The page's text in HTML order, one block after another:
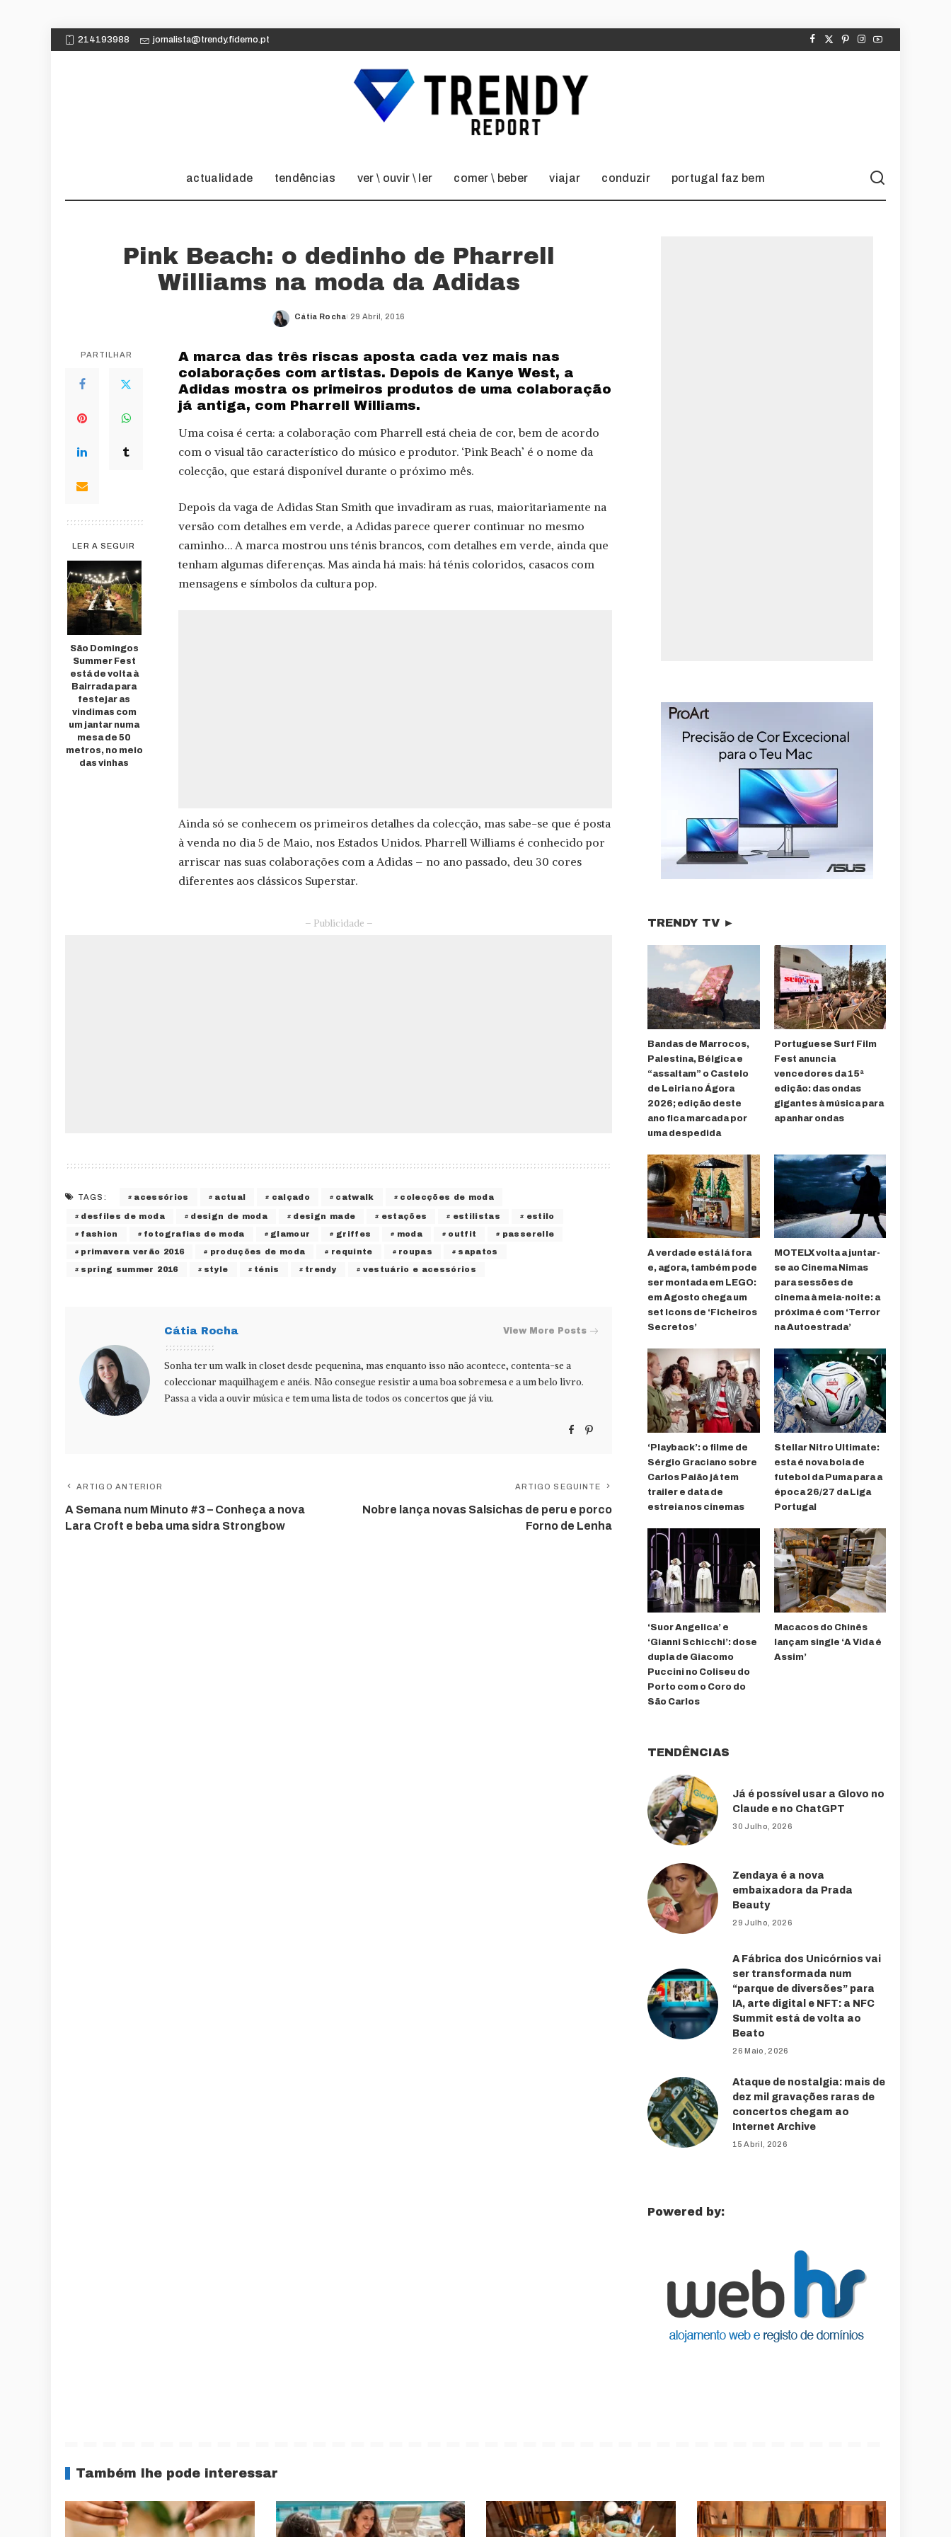
214193988 jornalista@trendy.fidemo.pt
actualidade tendências ver \ ouvir \ ler comer \ beber viajar conduzir portugal faz bem
Pink Beach: o dedinho de Pharrell
Williams na moda da Adidas
Posted
Cátia Rocha 29 Abril, 2016
PARTILHAR
LER A SEGUIR
São Domingos
Summer Fest
está de volta à
Bairrada para
festejar as
vindimas com
um jantar numa
mesa de 50
metros, no meio
das vinhas
A marca das três riscas aposta cada vez mais nas
colaborações com artistas. Depois de Kanye West, a
Adidas mostra os primeiros produtos de uma colaboração
já antiga, com Pharrell Williams.
Uma coisa é certa: a colaboração com Pharrell está cheia de cor, bem de acordo
com o visual tão característico do músico e produtor. ‘Pink Beach’ é o nome da
colecção, que estará disponível durante o próximo mês.
Depois da vaga de Adidas Stan Smith que invadiram as ruas, maioritariamente na
versão com detalhes em verde, a Adidas parece querer continuar no mesmo
caminho… A marca mostrou uns ténis brancos, com detalhes em verde, ainda que
tenham algumas diferenças. Mas ainda há mais: há ténis coloridos, casacos com
mensagens e símbolos da cultura pop.
Ainda só se conhecem os primeiros detalhes da colecção, mas sabe-se que é posta
à venda no dia 5 de Maio, nos Estados Unidos. Pharrell Williams é conhecido por
arriscar nas suas colaborações com a Adidas – no ano passado, deu 30 cores
diferentes aos clássicos Superstar.
– Publicidade –
TAGS: acessórios actual calçado catwalk colecções de moda
desfiles de moda design de moda design made estações estilistas estilo
fashion fotografias de moda glamour griffes moda outfit passerelle
primavera verão 2016 produções de moda requinte roupas sapatos
spring summer 2016 style ténis trendy vestuário e acessórios
Cátia Rocha View More Posts
Sonha ter um walk in closet desde pequenina, mas enquanto isso não acontece, contenta-se a
coleccionar maquilhagem e anéis. Não consegue resistir a uma boa sobremesa e a um belo livro.
Passa a vida a ouvir música e tem uma lista de todos os concertos que já viu.
ARTIGO ANTERIOR
A Semana num Minuto #3 – Conheça a nova
Lara Croft e beba uma sidra Strongbow
ARTIGO SEGUINTE
Nobre lança novas Salsichas de peru e porco
Forno de Lenha
TRENDY TV ►
Bandas de Marrocos,
Palestina, Bélgica e
“assaltam” o Castelo
de Leiria no Ágora
2026; edição deste
ano fica marcada por
uma despedida
Portuguese Surf Film
Fest anuncia
vencedores da 15ª
edição: das ondas
gigantes à música para
apanhar ondas
A verdade está lá fora
e, agora, também pode
ser montada em LEGO:
em Agosto chega um
set Icons de ‘Ficheiros
Secretos’
MOTELX volta a juntar-
se ao Cinema Nimas
para sessões de
cinema à meia-noite: a
próxima é com ‘Terror
na Autoestrada’
‘Playback’: o filme de
Sérgio Graciano sobre
Carlos Paião já tem
trailer e data de
estreia nos cinemas
Stellar Nitro Ultimate:
esta é nova bola de
futebol da Puma para a
época 26/27 da Liga
Portugal
‘Suor Angelica’ e
‘Gianni Schicchi’: dose
dupla de Giacomo
Puccini no Coliseu do
Porto com o Coro do
São Carlos
Macacos do Chinês
lançam single ‘A Vida é
Assim’
TENDÊNCIAS
Já é possível usar a Glovo no
Claude e no ChatGPT
30 Julho, 2026
Zendaya é a nova
embaixadora da Prada
Beauty
29 Julho, 2026
A Fábrica dos Unicórnios vai
ser transformada num
“parque de diversões” para
IA, arte digital e NFT: a NFC
Summit está de volta ao
Beato
26 Maio, 2026
Ataque de nostalgia: mais de
dez mil gravações raras de
concertos chegam ao
Internet Archive
15 Abril, 2026
Powered by:
Também lhe pode interessar